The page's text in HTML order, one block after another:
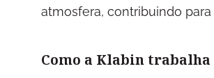
atmosfera, contribuindo
Como a Klabin